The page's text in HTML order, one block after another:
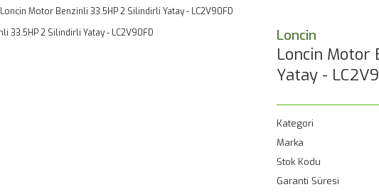
Loncin Motor Benzinli 33.5HP 2 Silindirli Yatay - LC2V90FD
Loncin
Loncin Motor
Yatay -
Kategori
Marka
Stok Kodu
Garanti Süresi